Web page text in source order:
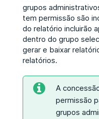
grupos
tem permissão são
do relatório incluirão
dentro do grupo
gerar e baixar
relatórios.
A
permissão
grupos